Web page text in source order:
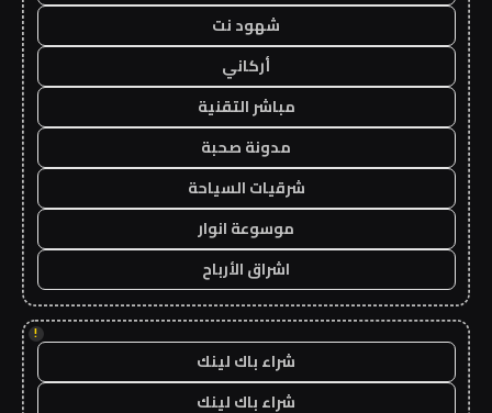
شهود نت
أركاني
مباشر التقنية
مدونة صحبة
شرقيات السياحة
موسوعة انوار
اشراق الأرباح
!
شراء باك لينك
شراء باك لينك